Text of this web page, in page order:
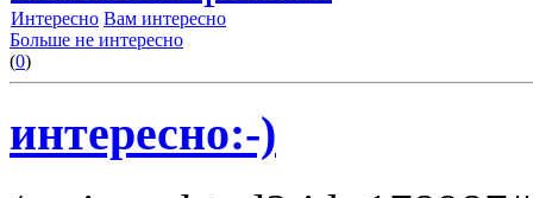
Интересно Вам интересно
Больше не интересно
(0)
интересно:-)